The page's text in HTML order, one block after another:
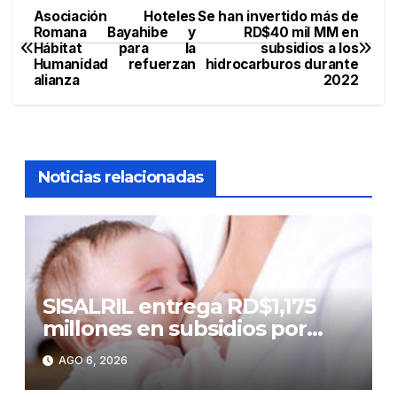
Navegación
de
Se han invertido más de
RD$40 mil MM en
subsidios a los
hidrocarburos durante
2022
Asociación Hoteles
Romana Bayahibe y
Hábitat para la
Humanidad refuerzan
alianza
Noticias relacionadas
SISALRIL entrega RD$1,175
millones en subsidios por
lactancia a madres
trabajadoras
AGO 6, 2026